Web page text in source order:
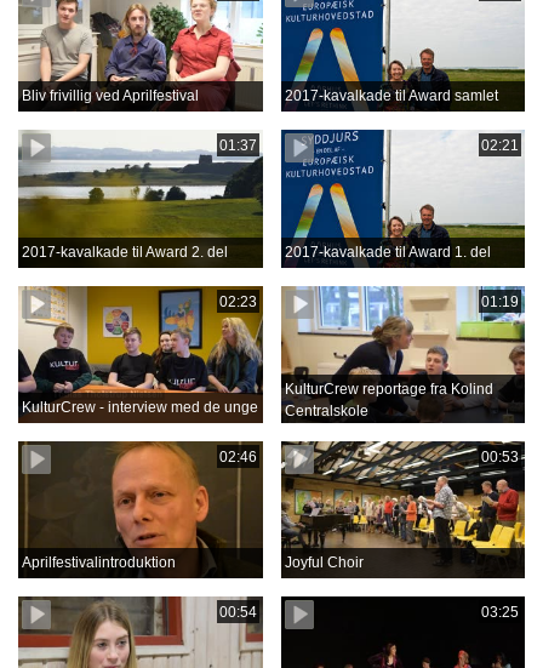
Bliv frivillig ved Aprilfestival 2017-kavalkade til Award samlet
01:37
2017-kavalkade til Award 2. del
02:21
2017-kavalkade til Award 1. del
02:23
KulturCrew - interview med de unge
01:19
KulturCrew reportage fra Kolind
Centralskole
02:46
Aprilfestivalintroduktion
00:53
Joyful Choir
00:54 03:25